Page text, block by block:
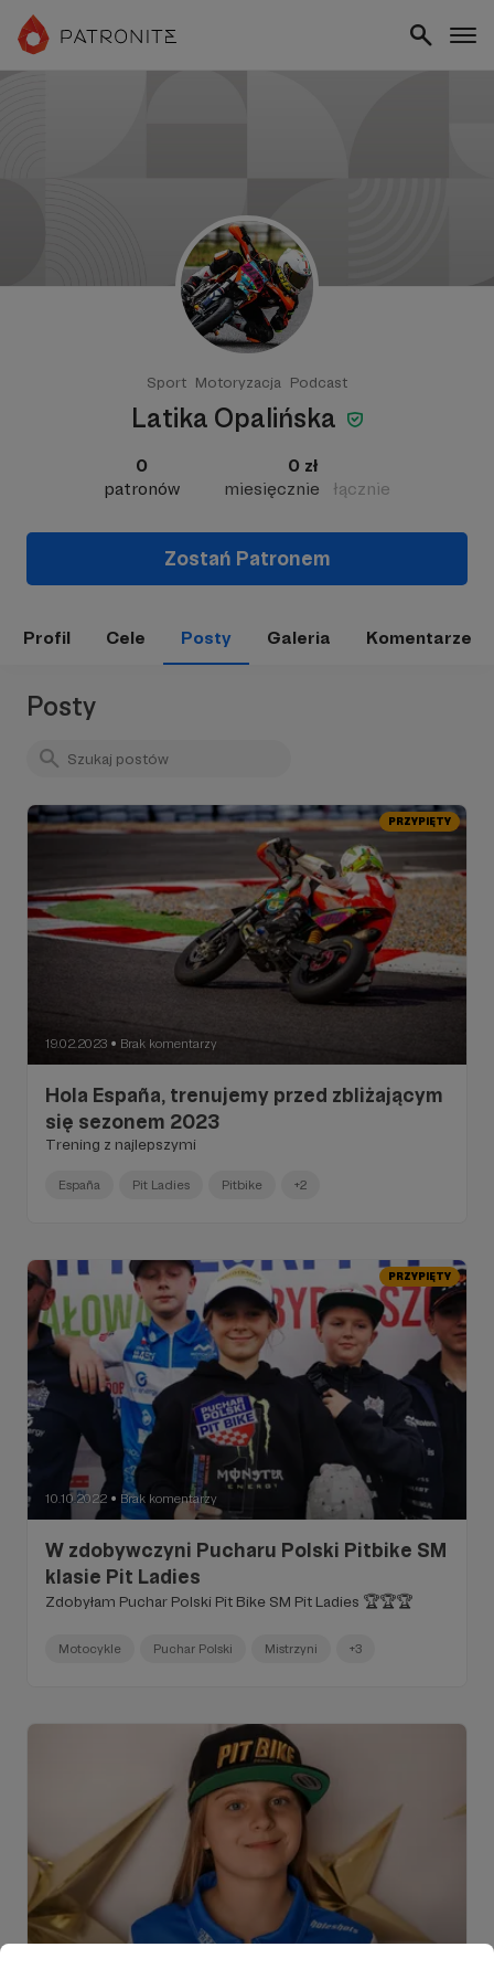
Sport Motoryzacja Podcast
Latika Opalińska
0
patronów
0 zł
miesięcznie
łącznie
Zostań Patronem
Profil Cele Posty Galeria Komentarze
Posty
PRZYPIĘTY
19.02.2023 ● Brak komentarzy
Hola España, trenujemy przed zbliżającym
się sezonem 2023
Trening z najlepszymi
España Pit Ladies Pitbike +2
PRZYPIĘTY
10.10.2022 ● Brak komentarzy
W zdobywczyni Pucharu Polski Pitbike SM
klasie Pit Ladies
Zdobyłam Puchar Polski Pit Bike SM Pit Ladies 🏆🏆🏆
Motocykle Puchar Polski Mistrzyni +3